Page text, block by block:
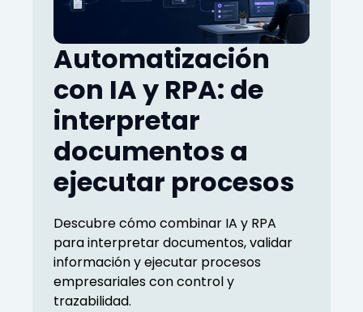
Automatización
con IA y RPA: de
interpretar
documentos a
ejecutar procesos
Descubre cómo combinar IA y RPA
para interpretar documentos, validar
información y ejecutar procesos
empresariales con control y
trazabilidad.